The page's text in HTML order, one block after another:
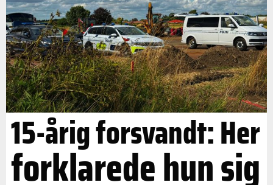
15-årig forsvandt: Her
forklarede hun sig